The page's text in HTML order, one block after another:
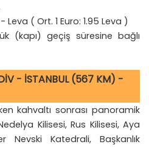
( Ort. 1 Euro: 1.95 Leva )
(kapı) geçiş süresine bağlı
- İSTANBUL (567 KM) -
kahvaltı sonrası panoramik
Kilisesi, Rus Kilisesi, Aya
Nevski Katedrali, Başkanlık